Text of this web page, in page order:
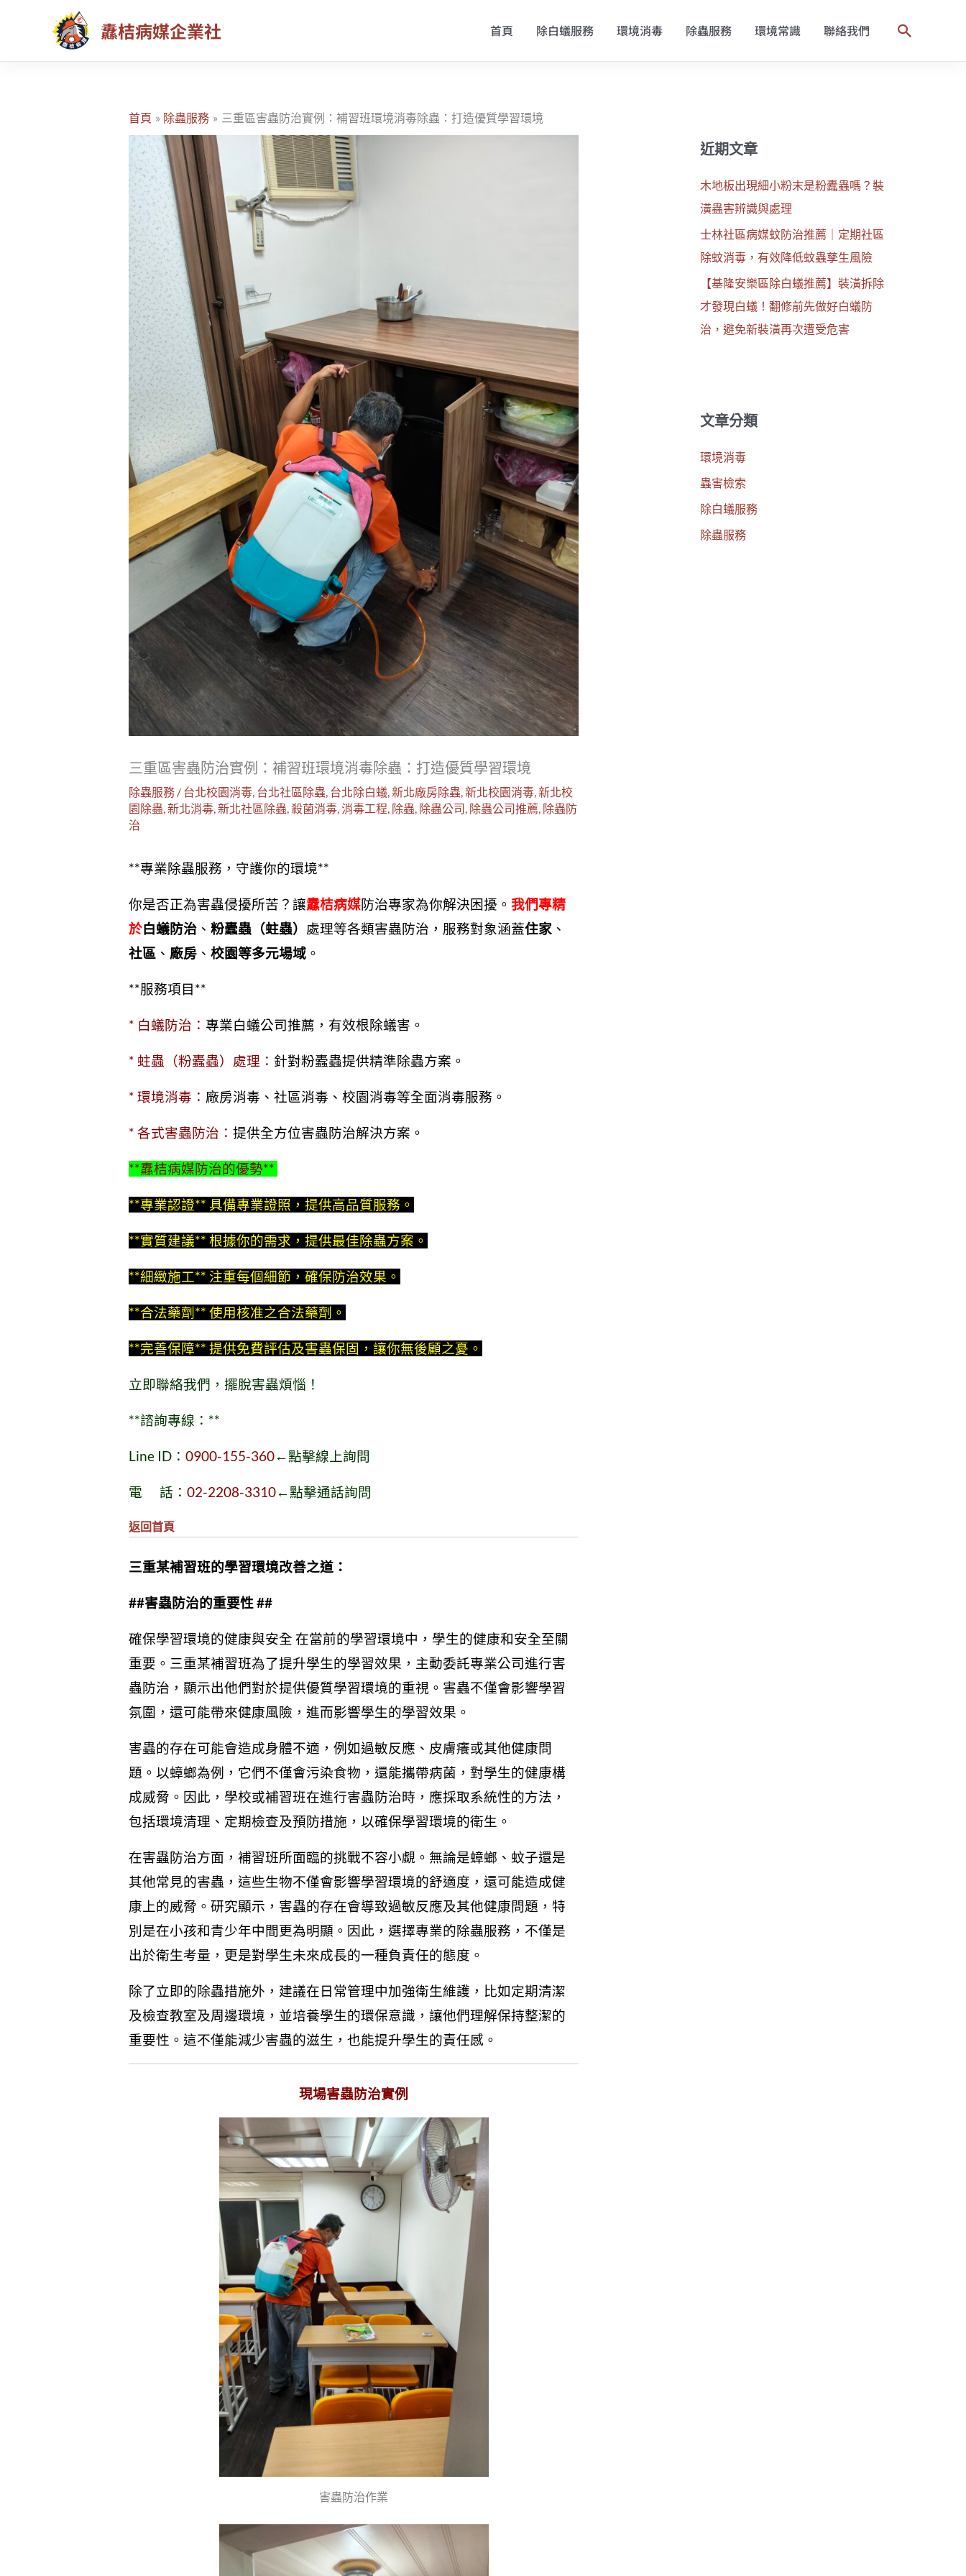
纛桔病媒企業社 首頁 除白蟻服務 環境消毒 除蟲服務 環境常識 聯絡我們
搜
尋
首頁 除蟲服務 三重區害蟲防治實例：補習班環境消毒除蟲：打造優質學習環境
三重區害蟲防治實例：補習班環境消毒除蟲：打造優質學習環境
除蟲服務/ 台北校園消毒, 台北社區除蟲, 台北除白蟻,新北廠房除蟲,新北校園消毒,新北校
園除蟲,新北消毒,新北社區除蟲,殺菌消毒,消毒工程, 除蟲, 除蟲公司, 除蟲公司推薦, 除蟲防
治
**專業除蟲服務，守護你的環境**
你是否正為害蟲侵擾所苦？讓纛桔病媒防治專家為你解決困擾。 我們專精
於白蟻防治、 粉蠹蟲（蛀蟲） 處理等各類害蟲防治，服務對象涵蓋住家 、
社區、 廠房、 校園等多元場域。
**服務項目**
* 白蟻防治： 專業白蟻公司推薦，有效根除蟻害。
* 蛀蟲（粉蠹蟲）處理： 針對粉蠹蟲提供精準除蟲方案。
* 環境消毒： 廠房消毒、社區消毒、校園消毒等全面消毒服務。
* 各式害蟲防治： 提供全方位害蟲防治解決方案。
**纛桔病媒防治的優勢**
**專業認證** 具備專業證照，提供高品質服務。
**實質建議** 根據你的需求，提供最佳除蟲方案。
**細緻施工** 注重每個細節，確保防治效果。
**合法藥劑** 使用核准之合法藥劑。
**完善保障** 提供免費評估及害蟲保固，讓你無後顧之憂。
立即聯絡我們，擺脫害蟲煩惱！
**諮詢專線：**
Line ID： 0900-155-360←點擊線上詢問
電 話： 02-2208-3310←點擊通話詢問
返回首頁
三重某補習班的學習環境改善之道：
##害蟲防治的重要性 ##
確保學習環境的健康與安全 在當前的學習環境中，學生的健康和安全至關
重要。三重某補習班為了提升學生的學習效果，主動委託專業公司進行害
蟲防治，顯示出他們對於提供優質學習環境的重視。害蟲不僅會影響學習
氛圍，還可能帶來健康風險，進而影響學生的學習效果。
害蟲的存在可能會造成身體不適，例如過敏反應、皮膚癢或其他健康問
題。以蟑螂為例，它們不僅會污染食物，還能攜帶病菌，對學生的健康構
成威脅。因此，學校或補習班在進行害蟲防治時，應採取系統性的方法，
包括環境清理、定期檢查及預防措施，以確保學習環境的衛生。
在害蟲防治方面，補習班所面臨的挑戰不容小覷。無論是蟑螂、蚊子還是
其他常見的害蟲，這些生物不僅會影響學習環境的舒適度，還可能造成健
康上的威脅。研究顯示，害蟲的存在會導致過敏反應及其他健康問題，特
別是在小孩和青少年中間更為明顯。因此，選擇專業的除蟲服務，不僅是
出於衛生考量，更是對學生未來成長的一種負責任的態度。
除了立即的除蟲措施外，建議在日常管理中加強衛生維護，比如定期清潔
及檢查教室及周邊環境，並培養學生的環保意識，讓他們理解保持整潔的
重要性。這不僅能減少害蟲的滋生，也能提升學生的責任感。
現場害蟲防治實例
害蟲防治作業
近期文章
木地板出現細小粉末是粉蠹蟲嗎？裝
潢蟲害辨識與處理
士林社區病媒蚊防治推薦｜定期社區
除蚊消毒，有效降低蚊蟲孳生風險
【基隆安樂區除白蟻推薦】裝潢拆除
才發現白蟻！翻修前先做好白蟻防
治，避免新裝潢再次遭受危害
文章分類
環境消毒
蟲害檢索
除白蟻服務
除蟲服務